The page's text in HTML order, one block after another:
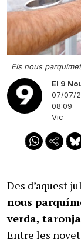
Els nous
El 9
07/07/
08:09
Vic
Des d’aquest
nous
verda,
Entre les